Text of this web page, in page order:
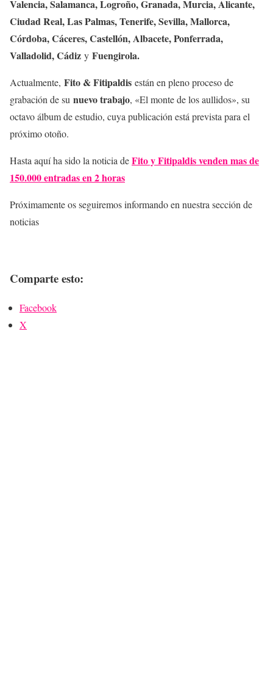
Valencia, Salamanca, Logroño, Granada, Murcia, Alicante,
Ciudad Real, Las Palmas, Tenerife, Sevilla, Mallorca,
Córdoba, Cáceres, Castellón, Albacete, Ponferrada,
Valladolid, Cádiz y Fuengirola.
Actualmente, Fito & Fitipaldis están en pleno proceso de
grabación de su nuevo trabajo, «El monte de los aullidos», su
octavo álbum de estudio, cuya publicación está prevista para el
próximo otoño.
Hasta aquí ha sido la noticia deFito y Fitipaldis venden mas de
150.000 entradas en 2 horas
Próximamente os seguiremos informando en nuestra sección de
noticias
Comparte esto:
Facebook
X